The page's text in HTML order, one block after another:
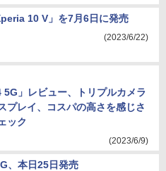
10 V」を7月6日に発売
(2023/6/22)
5G」レビュー、トリプルカメラ
プレイ、コスパの高さを感じさ
ック
(2023/6/9)
、本日25日発売